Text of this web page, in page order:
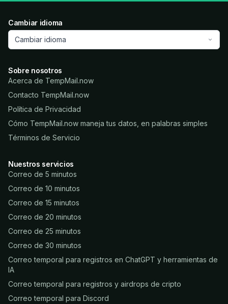
Cambiar idioma
Cambiar idioma
Sobre nosotros
Acerca de TempMail.now
Contacto TempMail.now
Política de Privacidad
Cómo TempMail.now maneja tus datos, en palabras simples
Términos de Servicio
Nuestros servicios
Correo de 5 minutos
Correo de 10 minutos
Correo de 15 minutos
Correo de 20 minutos
Correo de 25 minutos
Correo de 30 minutos
Correo temporal para registros en ChatGPT y herramientas de
IA
Correo temporal para registros y airdrops de cripto
Correo temporal para Discord